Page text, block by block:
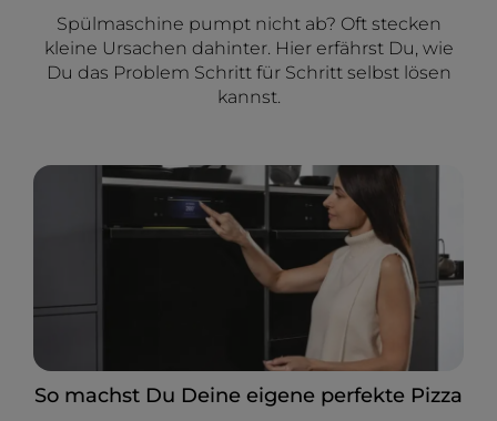
Spülmaschine pumpt nicht ab? Oft stecken
kleine Ursachen dahinter. Hier erfährst Du, wie
Du das Problem Schritt für Schritt selbst lösen
kannst.
So machst Du Deine eigene perfekte Pizza